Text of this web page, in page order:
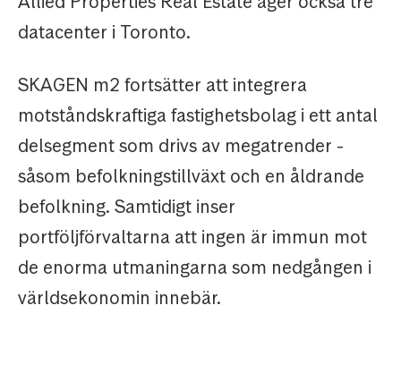
datacenter i Toronto.
SKAGEN m2 fortsätter att integrera
motståndskraftiga fastighetsbolag i ett antal
delsegment som drivs av megatrender -
såsom befolkningstillväxt och en åldrande
befolkning. Samtidigt inser
portföljförvaltarna att ingen är immun mot
de enorma utmaningarna som nedgången i
världsekonomin innebär.